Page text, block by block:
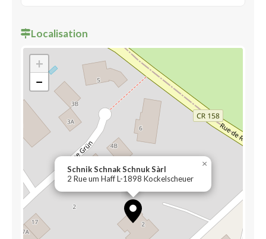
Localisation
Schnik Schnak Schnuk Sàrl
2 Rue um Haff L-1898 Kockelscheuer
×
+
−